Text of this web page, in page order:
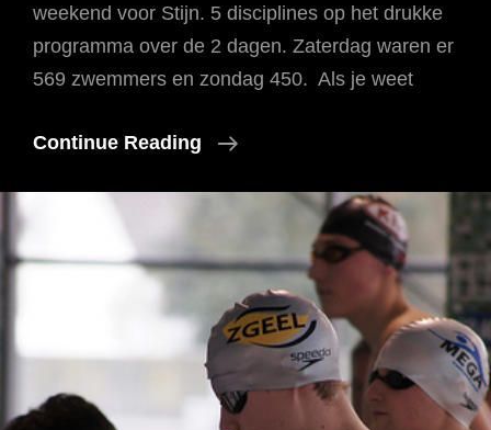
weekend voor Stijn. 5 disciplines op het drukke
programma over de 2 dagen. Zaterdag waren er
569 zwemmers en zondag 450. Als je weet
Continue Reading
SS
(Super
Succes)